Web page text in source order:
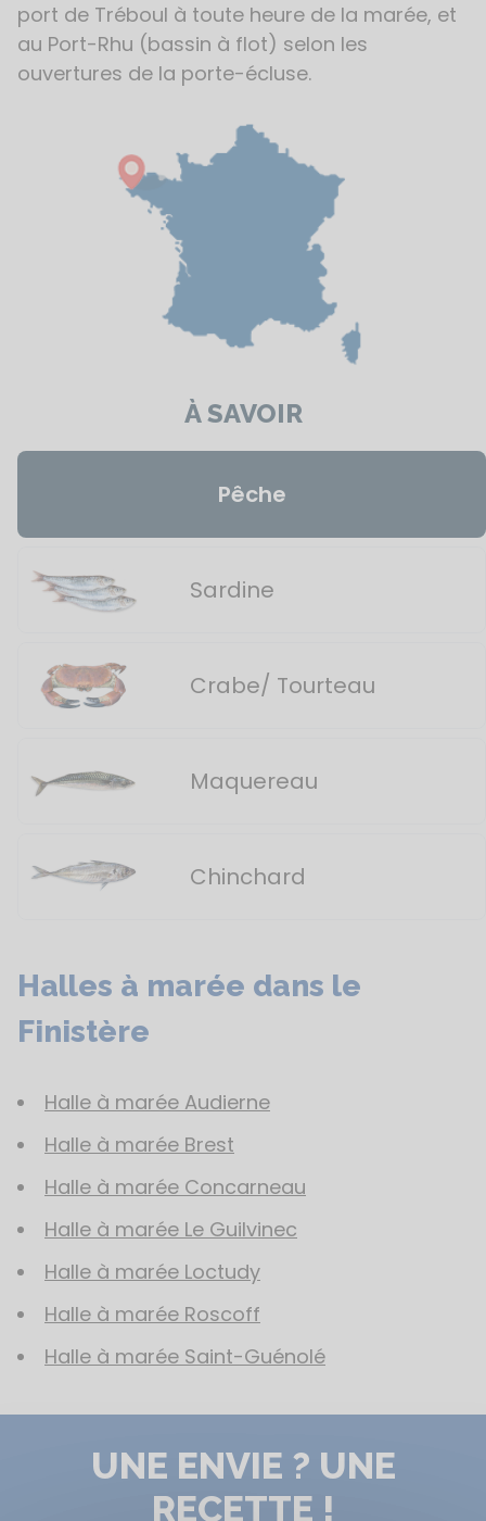
port de Tréboul à toute heure de la marée, et
au Port-Rhu (bassin à flot) selon les
ouvertures de la porte-écluse.
À SAVOIR
Pêche
Sardine
Crabe/ Tourteau
Maquereau
Chinchard
Halles à marée dans le
Finistère
Halle à marée Audierne
Halle à marée Brest
Halle à marée Concarneau
Halle à marée Le Guilvinec
Halle à marée Loctudy
Halle à marée Roscoff
Halle à marée Saint-Guénolé
UNE ENVIE ? UNE
RECETTE !